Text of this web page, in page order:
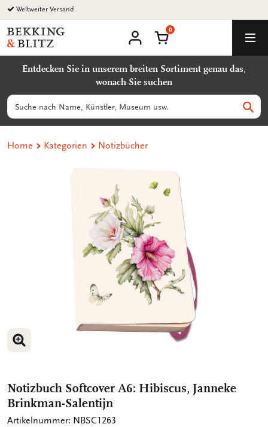
Zurück
zum
Inhalt
Weltweiter Versand
Bekking
&
Uitgevers
Warenkorb
0
Entdecken Sie in unserem breiten Sortiment genau das,
wonach Sie suchen
Suchen
Home Kategorien Notizbücher
BILD VERGRÖSSERN
Notizbuch Softcover A6: Hibiscus, Janneke
Brinkman-Salentijn
Artikelnummer: NBSC1263